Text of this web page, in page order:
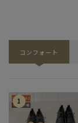
コンフォート